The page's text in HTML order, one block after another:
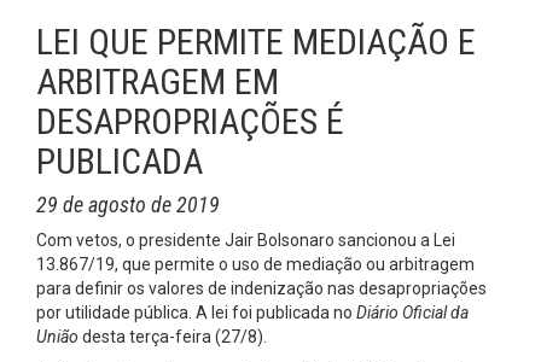
LEI QUE PERMITE MEDIAÇÃO E
ARBITRAGEM EM
DESAPROPRIAÇÕES É
PUBLICADA
29 de agosto de 2019
Com vetos, o presidente Jair Bolsonaro sancionou a Lei
13.867/19, que permite o uso de mediação ou arbitragem
para definir os valores de indenização nas desapropriações
por utilidade pública. A lei foi publicada no Diário Oficial da
União desta terça-feira (27/8).